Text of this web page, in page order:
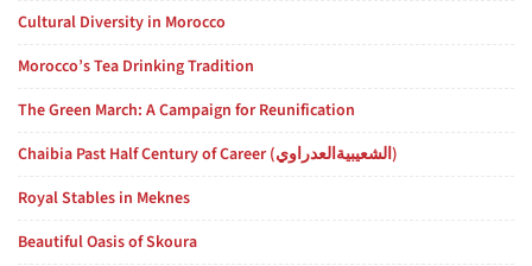
Cultural Diversity in Morocco
Morocco’s Tea Drinking Tradition
The Green March: A Campaign for Reunification
Chaibia Past Half Century of Career (الشعيبيةالعدراوي)
Royal Stables in Meknes
Beautiful Oasis of Skoura